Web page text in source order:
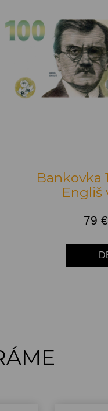
Bankovka
Engliš
79 €